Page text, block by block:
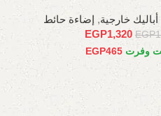
أباليك خارجية, إضاءة حائط
EGP
EGP1,320
وفرت EGP465